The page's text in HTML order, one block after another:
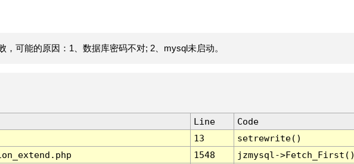
，可能的原因：1、数据库密码不对; 2、mysql未启动。
Line
Code
13
setrewrite()
1548
jzmysql-